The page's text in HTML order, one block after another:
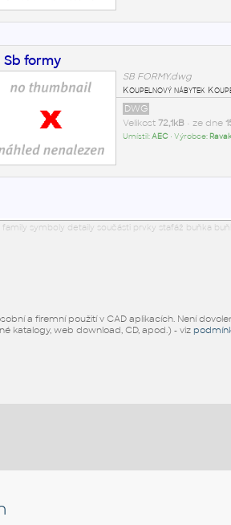
Sb formy
SB FORMY.dwg
Koupelnový nábytek
DWG
Velikost 72,1kB• ze dne
Umístil:AEC• Výrobce: Ravak
symboly detaily součásti prvky stafáž buňka
a firemní použití v CAD aplikacích. Není
katalogy, web download, CD, apod.) - viz